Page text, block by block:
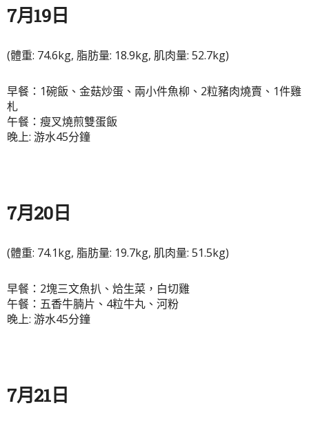
7月19日
(體重: 74.6kg, 脂肪量: 18.9kg, 肌肉量: 52.7kg)
早餐：1碗飯、金菇炒蛋、兩小件魚柳、2粒豬肉燒賣、1件雞
札
午餐：瘦叉燒煎雙蛋飯
晚上: 游水45分鐘
7月20日
(體重: 74.1kg, 脂肪量: 19.7kg, 肌肉量: 51.5kg)
早餐：2塊三文魚扒、烚生菜，白切雞
午餐：五香牛腩片、4粒牛丸、河粉
晚上: 游水45分鐘
7月21日